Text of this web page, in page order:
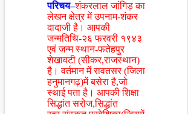
परिचय–शंकरलाल जांगिड़ का
लेखन क्षेत्र में उपनाम-शंकर
दादाजी है। आपकी
जन्मतिथि-२६ फरवरी १९४३
एवं जन्म स्थान-फतेहपुर
शेखावटी (सीकर,राजस्थान)
है। वर्तमान में रावतसर (जिला
हनुमानगढ़)में बसेरा है,जो
स्थाई पता है। आपकी शिक्षा
सिद्धांत सरोज,सिद्धांत